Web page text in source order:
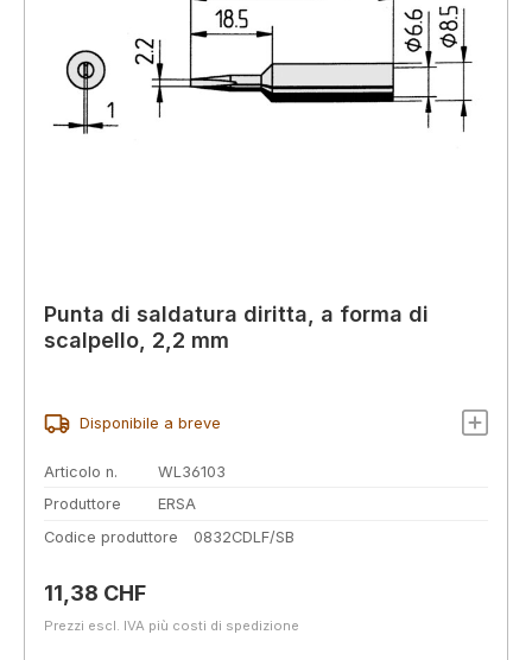
Punta di saldatura diritta, a forma di
scalpello, 2,2 mm
Disponibile a breve
Articolo n.
WL36103
Produttore
ERSA
Codice produttore
0832CDLF/SB
Prezzo normale:
11,38 CHF
Prezzi escl. IVA più costi di spedizione